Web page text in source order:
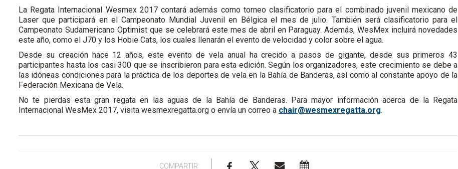
La Regata Internacional Wesmex 2017 contará además como torneo clasificatorio para el combinado juvenil mexicano de
Laser que participará en el Campeonato Mundial Juvenil en Bélgica el mes de julio. También será clasificatorio para el
Campeonato Sudamericano Optimist que se celebrará este mes de abril en Paraguay. Además, WesMex incluirá novedades
este año, como el J70 y los Hobie Cats, los cuales llenarán el evento de velocidad y color sobre el agua.
Desde su creación hace 12 años, este evento de vela anual ha crecido a pasos de gigante, desde sus primeros 43
participantes hasta los casi 300 que se inscribieron para esta edición. Según los organizadores, este crecimiento se debe a
las idóneas condiciones para la práctica de los deportes de vela en la Bahía de Banderas, así como al constante apoyo de la
Federación Mexicana de Vela.
No te pierdas esta gran regata en las aguas de la Bahía de Banderas. Para mayor información acerca de la Regata
Internacional WesMex 2017, visita wesmexregatta.org o envía un correo a
gro.a
ttage
rxems
ew@ri
ahc .
COMPARTIR